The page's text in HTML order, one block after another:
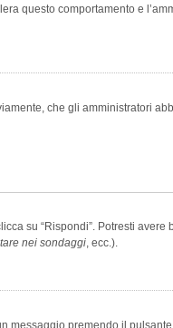
questo comportamento e
che gli amministratori
su “Rispondi”. Potresti
nei sondaggi, ecc.).
premendo il